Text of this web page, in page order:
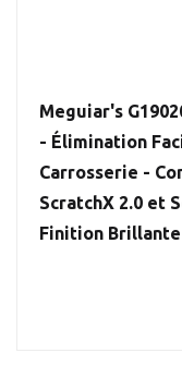
Meguiar's
- Élimination
Carrosserie -
ScratchX 2.0 et
Finition Brillante